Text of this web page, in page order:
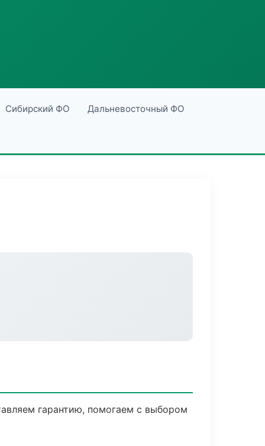
Сибирский ФО Дальневосточный ФО
гарантию, помогаем с выбором